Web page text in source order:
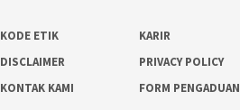
KODE ETIK
KARIR
DISCLAIMER
PRIVACY POLICY
KONTAK KAMI
FORM PENGADUAN